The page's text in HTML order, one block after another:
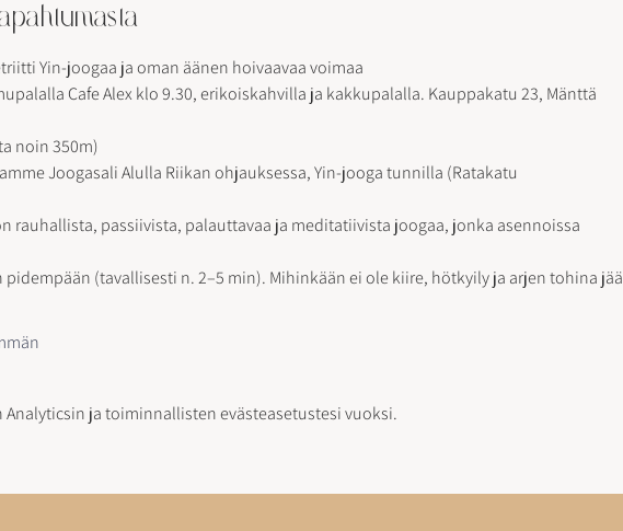
Yin-joogaa ja oman äänen hoivaavaa voimaa
Cafe Alex klo 9.30, erikoiskahvilla ja kakkupalalla. Kauppakatu 23, Mänttä
noin 350m)
Joogasali Alulla Riikan ohjauksessa, Yin-jooga tunnilla (Ratakatu
rauhallista, passiivista, palauttavaa ja meditatiivista joogaa, jonka asennoissa
pidempään (tavallisesti n. 2–5 min). Mihinkään ei ole kiire, hötkyily ja arjen tohina jää
Analyticsin ja toiminnallisten evästeasetustesi vuoksi.